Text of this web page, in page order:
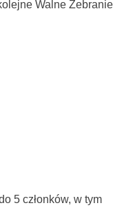
Walne Zebranie
5 członków, w tym